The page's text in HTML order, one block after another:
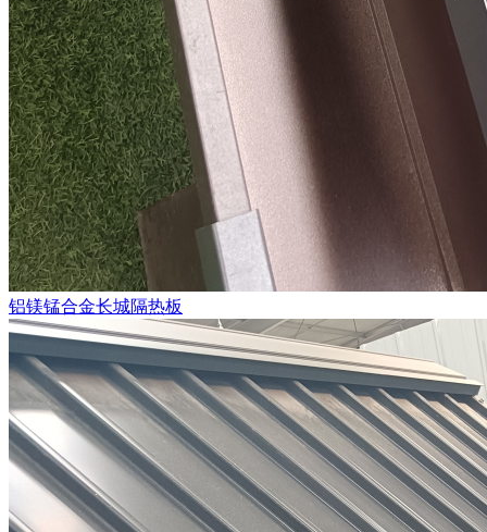
铝镁锰合金长城隔热板